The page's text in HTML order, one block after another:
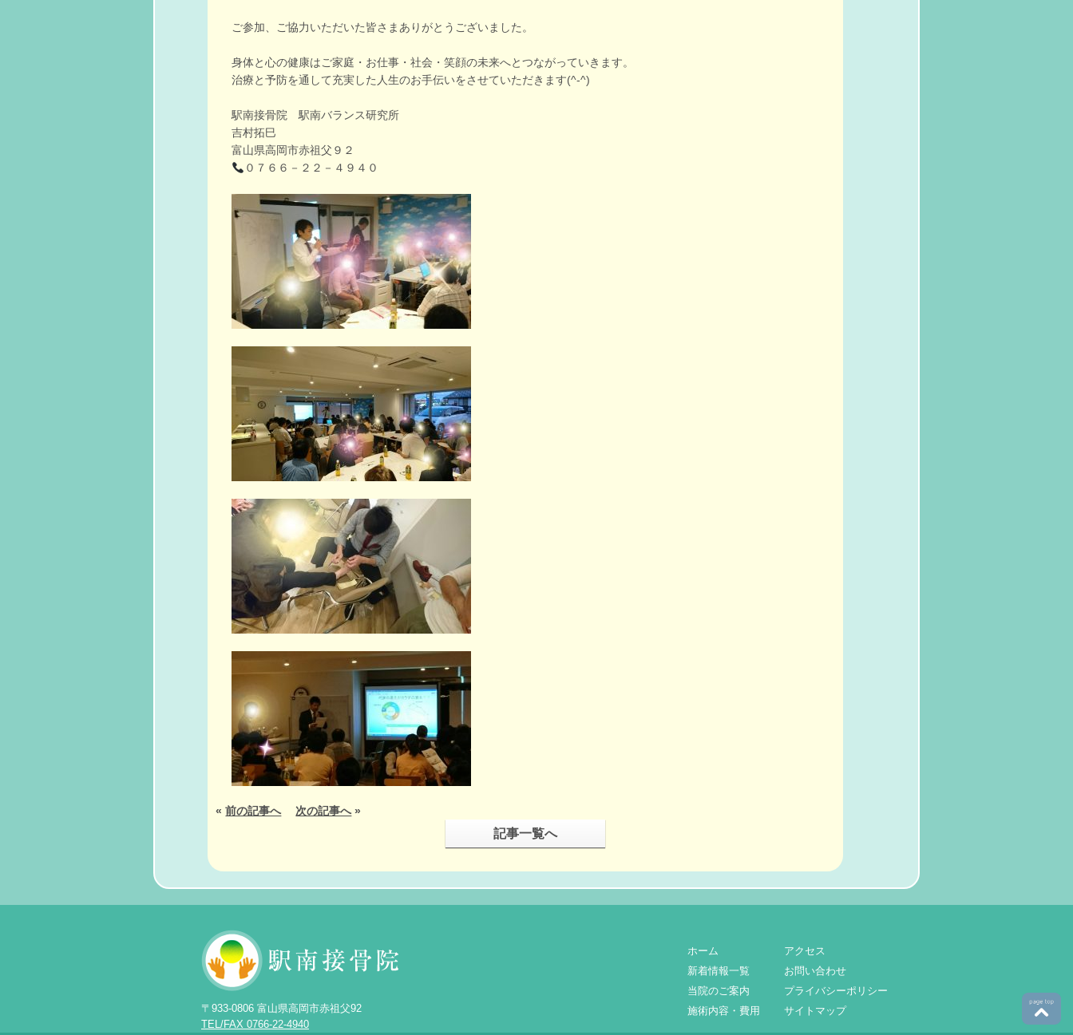
ご参加、ご協力いただいた皆さまありがとうございました。
身体と心の健康はご家庭・お仕事・社会・笑顔の未来へとつながっていきます。
治療と予防を通して充実した人生のお手伝いをさせていただきます(^-^)
駅南接骨院 駅南バランス研究所
吉村拓巳
富山県高岡市赤祖父９２
０７６６－２２－４９４０
«前の記事へ 次の記事へ »
記事一覧へ
〒933-0806 富山県高岡市赤祖父92
TEL/FAX 0766-22-4940
ホーム
新着情報一覧
当院のご案内
施術内容・費用
アクセス
お問い合わせ
プライバシーポリシー
サイトマップ